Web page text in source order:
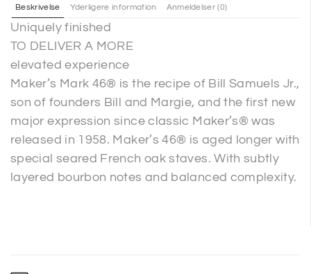
Beskrivelse Yderligere information Anmeldelser (0)
Uniquely finished
TO DELIVER A MORE
elevated experience
Maker’s Mark 46® is the recipe of Bill Samuels Jr.,
son of founders Bill and Margie, and the first new
major expression since classic Maker’s® was
released in 1958. Maker’s 46® is aged longer with
special seared French oak staves. With subtly
layered bourbon notes and balanced complexity.